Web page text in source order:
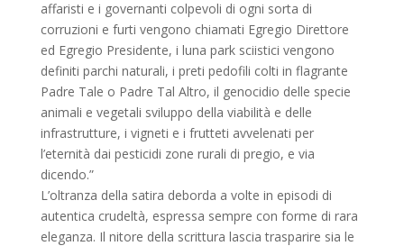
affaristi e i governanti colpevoli di ogni sorta di
corruzioni e furti vengono chiamati Egregio Direttore
ed Egregio Presidente, i luna park sciistici vengono
definiti parchi naturali, i preti pedofili colti in flagrante
Padre Tale o Padre Tal Altro, il genocidio delle specie
animali e vegetali sviluppo della viabilità e delle
infrastrutture, i vigneti e i frutteti avvelenati per
l’eternità dai pesticidi zone rurali di pregio, e via
dicendo.”
L’oltranza della satira deborda a volte in episodi di
autentica crudeltà, espressa sempre con forme di rara
eleganza. Il nitore della scrittura lascia trasparire sia le